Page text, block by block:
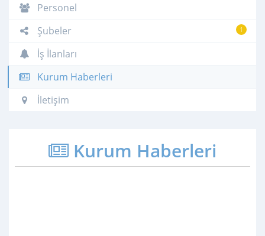
Personel
1
Şubeler
İş İlanları
Kurum Haberleri
İletişim
Kurum Haberleri